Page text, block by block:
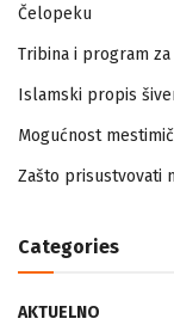
Čelopeku
Tribina i program za
Islamski propis
Mogućnost
Zašto prisustvovati
Categories
AKTUELNO